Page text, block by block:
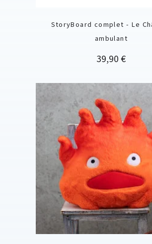
StoryBoard complet - Le
ambulant
Prix
39,90 €